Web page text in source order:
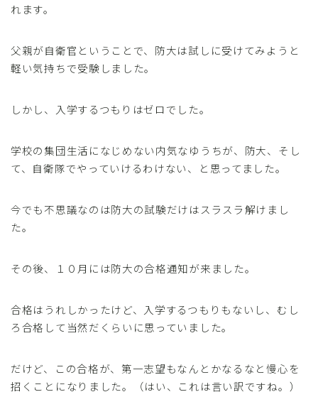
れます。
父親が自衛官ということで、防大は試しに受けてみようと
軽い気持ちで受験しました。
しかし、入学するつもりはゼロでした。
学校の集団生活になじめない内気なゆうちが、防大、そし
て、自衛隊でやっていけるわけない、と思ってました。
今でも不思議なのは防大の試験だけはスラスラ解けまし
た。
その後、１０月には防大の合格通知が来ました。
合格はうれしかったけど、入学するつもりもないし、むし
ろ合格して当然だくらいに思っていました。
だけど、この合格が、第一志望もなんとかなるなと慢心を
招くことになりました。（はい、これは言い訳ですね。）